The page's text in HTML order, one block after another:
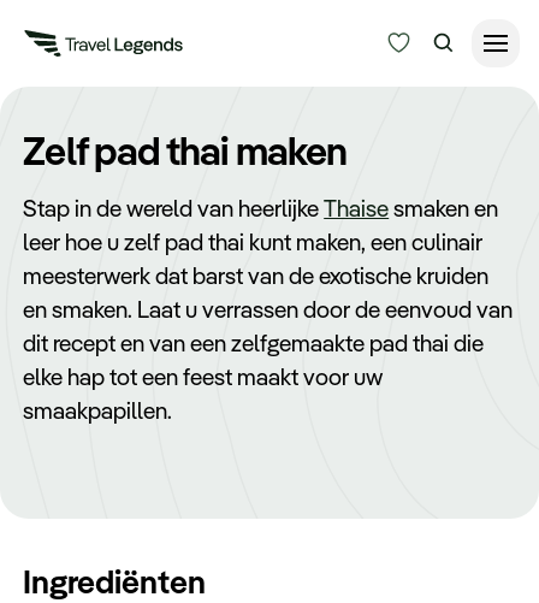
Type reizen
Bedrijfsreizen
Budget
Zoeken
Zelf pad thai maken
Stap in de wereld van heerlijkeThaisesmaken en
leer hoe u zelf pad thai kunt maken, een culinair
meesterwerk dat barst van de exotische kruiden
en smaken. Laat u verrassen door de eenvoud van
dit recept en van een zelfgemaakte pad thai die
elke hap tot een feest maakt voor uw
smaakpapillen.
Ingrediënten